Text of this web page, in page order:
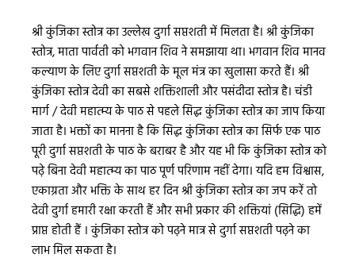
श्री कुंजिका स्तोत्र का उल्लेख दुर्गा सप्तशती में मिलता है। श्री कुंजिका
स्तोत्र, माता पार्वती को भगवान शिव ने समझाया था। भगवान शिव मानव
कल्याण के लिए दुर्गा सप्तशती के मूल मंत्र का खुलासा करते हैं। श्री
कुंजिका स्तोत्र देवी का सबसे शक्तिशाली और पसंदीदा स्तोत्र है। चंडी
मार्ग / देवी महात्म्य के पाठ से पहले सिद्ध कुंजिका स्तोत्र का जाप किया
जाता है। भक्तों का मानना ​​है कि सिद्ध कुंजिका स्तोत्र का सिर्फ एक पाठ
पूरी दुर्गा सप्तशती के पाठ के बराबर है और यह भी कि कुंजिका स्तोत्र को
पढ़े बिना देवी महात्म्य का पाठ पूर्ण परिणाम नहीं देगा। यदि हम विश्वास,
एकाग्रता और भक्ति के साथ हर दिन श्री कुंजिका स्तोत्र का जप करें तो
देवी दुर्गा हमारी रक्षा करती हैं और सभी प्रकार की शक्तियां (सिद्धि) हमें
प्राप्त होती हैं । कुंजिका स्तोत्र को पढ़ने मात्र से दुर्गा सप्तशती पढ़ने का
लाभ मिल सकता है।